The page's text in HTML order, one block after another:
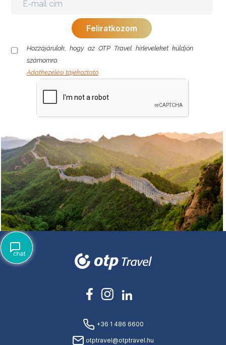
Hozzájárulok, hogy az OTP Travel hírleveleket küldjön
számomra.
Adatkezelési tájékoztató
+36 1 486 6600
otptravel@otptravel.hu